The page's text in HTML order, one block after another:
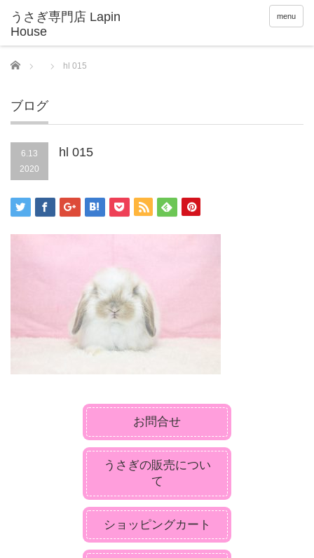
menu
Home hl 015
ブログ
6.13
2020
hl 015
お問合せ
うさぎの販売につい
て
ショッピングカート